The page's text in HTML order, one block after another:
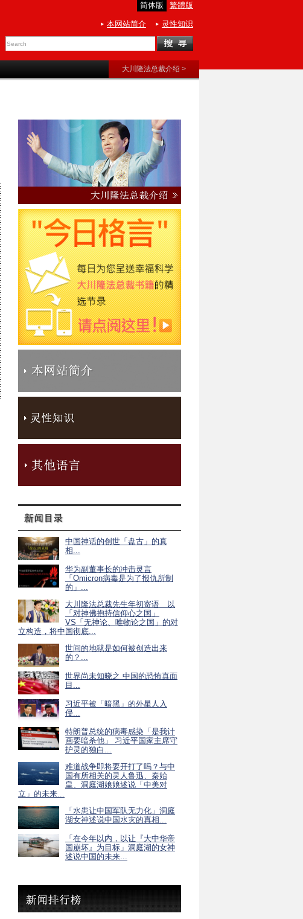
简体版 繁體版
本网站简介 灵性知识
大川隆法总裁介绍 >
中国神话的创世「盘古」的真
相...
华为副董事长的冲击灵言
「Omicron病毒是为了报仇所制
的」...
大川隆法总裁先生年初寄语 以
「对神佛抱持信仰心之国」
VS「无神论、唯物论之国」的对
立构造，将中国彻底...
世间的地狱是如何被创造出来
的？...
世界尚未知晓之 中国的恐怖真面
目...
习近平被「暗黑」的外星人入
侵...
特朗普总统的病毒感染「是我计
画要暗杀他」 习近平国家主席守
护灵的独白...
难道战争即将要开打了吗？与中
国有所相关的灵人鲁迅、秦始
皇、洞庭湖娘娘述说「中美对
立」的未来...
「水患让中国军队无力化」洞庭
湖女神述说中国水灾的真相...
「在今年以内，以让『大中华帝
国崩坏』为目标」洞庭湖的女神
述说中国的未来...